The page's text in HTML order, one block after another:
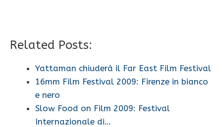
Related Posts:
Yattaman chiuderà il Far East Film Festival
16mm Film Festival 2009: Firenze in bianco
e nero
Slow Food on Film 2009: Festival
Internazionale di…